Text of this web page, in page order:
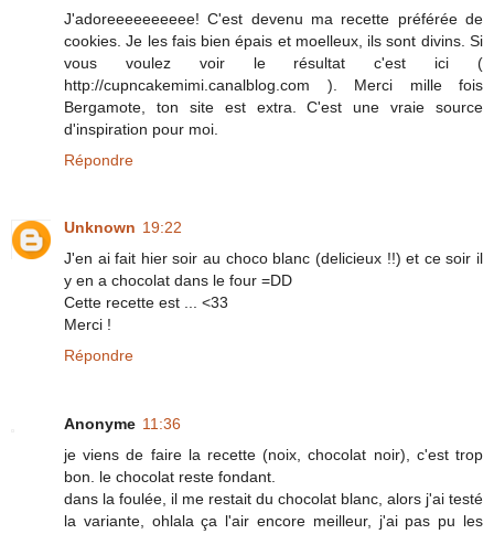
J'adoreeeeeeeeee! C'est devenu ma recette préférée de
cookies. Je les fais bien épais et moelleux, ils sont divins. Si
vous voulez voir le résultat c'est ici (
http://cupncakemimi.canalblog.com ). Merci mille fois
Bergamote, ton site est extra. C'est une vraie source
d'inspiration pour moi.
Répondre
Unknown 19:22
J'en ai fait hier soir au choco blanc (delicieux !!) et ce soir il
y en a chocolat dans le four =DD
Cette recette est ... <33
Merci !
Répondre
Anonyme 11:36
je viens de faire la recette (noix, chocolat noir), c'est trop
bon. le chocolat reste fondant.
dans la foulée, il me restait du chocolat blanc, alors j'ai testé
la variante, ohlala ça l'air encore meilleur, j'ai pas pu les